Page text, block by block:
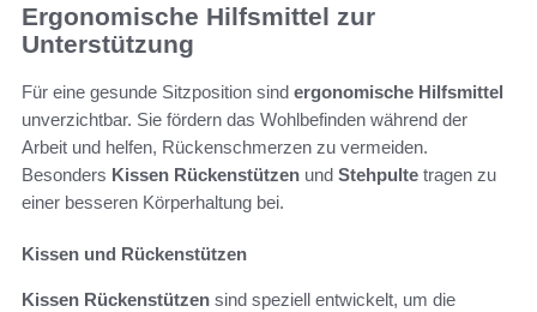
Ergonomische Hilfsmittel zur
Unterstützung
Für eine gesunde Sitzposition sind ergonomische Hilfsmittel
unverzichtbar. Sie fördern das Wohlbefinden während der
Arbeit und helfen, Rückenschmerzen zu vermeiden.
Besonders Kissen Rückenstützen und Stehpulte tragen zu
einer besseren Körperhaltung bei.
Kissen und Rückenstützen
Kissen Rückenstützen sind speziell entwickelt, um die